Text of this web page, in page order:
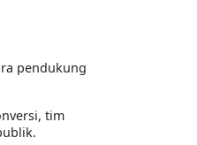
pendukung
tim